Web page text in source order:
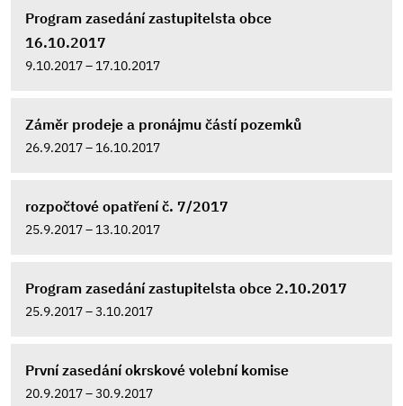
Program zasedání zastupitelsta obce
16.10.2017
9.10.2017 – 17.10.2017
Záměr prodeje a pronájmu částí pozemků
26.9.2017 – 16.10.2017
rozpočtové opatření č. 7/2017
25.9.2017 – 13.10.2017
Program zasedání zastupitelsta obce 2.10.2017
25.9.2017 – 3.10.2017
První zasedání okrskové volební komise
20.9.2017 – 30.9.2017